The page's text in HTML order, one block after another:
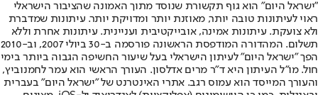
"ישראל היום" הוא גוף תקשורת שנוסד מתוך האמונה שהציבור הישראלי
ראוי לעיתונות טובה יותר, מאוזנת יותר ומדויקת יותר. עיתונות שמדברת
ולא צועקת. עיתונות אמינה, אובייקטיבית ועניינית. עיתונות אחרת וללא
תשלום. המהדורה המודפסת הראשונה פורסמה ב-30 ביולי 2007, וב-2010
הפך "ישראל היום" לעיתון הישראלי בעל שיעור החשיפה הגבוה ביותר בימי
חול. מו"ל העיתון היא ד"ר מרים אדלסון. העורך הראשי הוא עמר לחמנוביץ,
והעורך המייסד הוא עמוס רגב. אתרי האינטרנט של "ישראל היום" בעברית